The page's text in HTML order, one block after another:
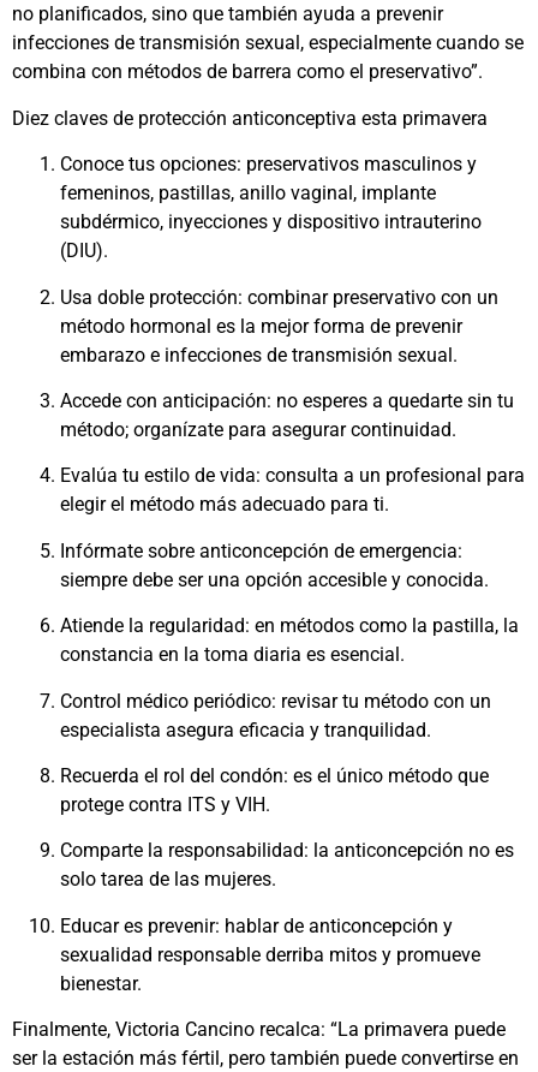
no planificados, sino que también ayuda a prevenir
infecciones de transmisión sexual, especialmente cuando se
combina con métodos de barrera como el preservativo”.
Diez claves de protección anticonceptiva esta primavera
Conoce tus opciones: preservativos masculinos y
femeninos, pastillas, anillo vaginal, implante
subdérmico, inyecciones y dispositivo intrauterino
(DIU).
Usa doble protección: combinar preservativo con un
método hormonal es la mejor forma de prevenir
embarazo e infecciones de transmisión sexual.
Accede con anticipación: no esperes a quedarte sin tu
método; organízate para asegurar continuidad.
Evalúa tu estilo de vida: consulta a un profesional para
elegir el método más adecuado para ti.
Infórmate sobre anticoncepción de emergencia:
siempre debe ser una opción accesible y conocida.
Atiende la regularidad: en métodos como la pastilla, la
constancia en la toma diaria es esencial.
Control médico periódico: revisar tu método con un
especialista asegura eficacia y tranquilidad.
Recuerda el rol del condón: es el único método que
protege contra ITS y VIH.
Comparte la responsabilidad: la anticoncepción no es
solo tarea de las mujeres.
Educar es prevenir: hablar de anticoncepción y
sexualidad responsable derriba mitos y promueve
bienestar.
Finalmente, Victoria Cancino recalca: “La primavera puede
ser la estación más fértil, pero también puede convertirse en